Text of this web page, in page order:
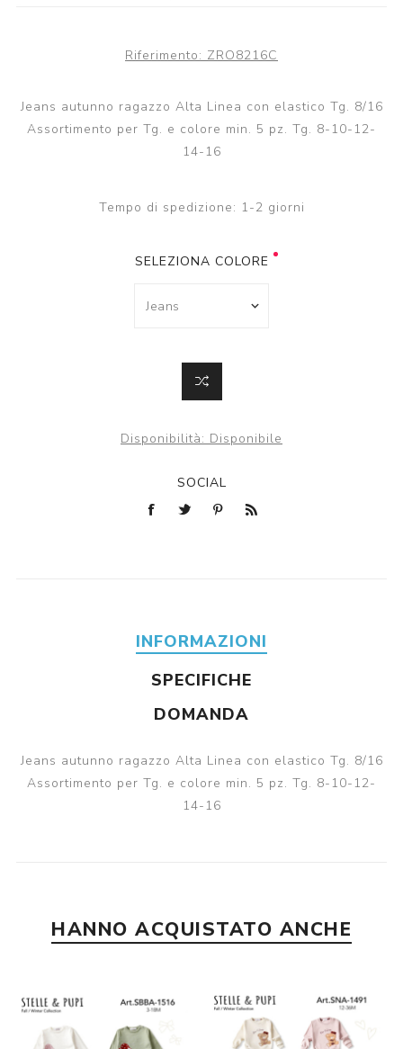
Riferimento: ZRO8216C
Jeans autunno ragazzo Alta Linea con elastico Tg. 8/16
Assortimento per Tg. e colore min. 5 pz. Tg. 8-10-12-
14-16
Tempo di spedizione: 1-2 giorni
SELEZIONA COLORE
Disponibilità: Disponibile
SOCIAL
INFORMAZIONI
SPECIFICHE
DOMANDA
Jeans autunno ragazzo Alta Linea con elastico Tg. 8/16
Assortimento per Tg. e colore min. 5 pz. Tg. 8-10-12-
14-16
HANNO ACQUISTATO ANCHE